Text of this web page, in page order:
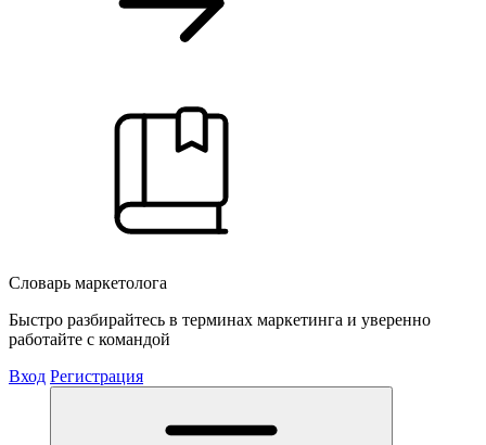
Словарь маркетолога
Быстро разбирайтесь в терминах маркетинга и уверенно
работайте с командой
Вход Регистрация